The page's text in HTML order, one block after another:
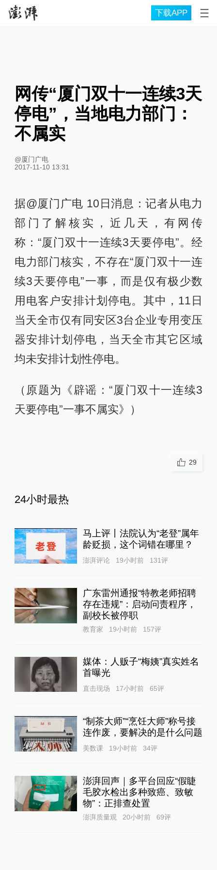
下载APP
网传“厦门双十一连续3天
停电”，当地电力部门：
不属实
@厦门广电
2017-11-10 13:31
据@厦门广电 10日消息：记者从电力
部门了解核实，近几天，有网传
称：“厦门双十一连续3天要停电”。经
电力部门核实，不存在“厦门双十一连
续3天要停电”一事，而是仅有极少数
用电客户安排计划停电。其中，11日
当天全市仅有同安区3台企业专用变压
器安排计划停电，当天全市其它区域
均未安排计划性停电。
（原题为《辟谣：“厦门双十一连续3
天要停电”一事不属实》）
29
24小时最热
马上评丨法院认为“老登”属年
龄贬损，这个词错在哪里？
澎湃评论 19小时前 131评
广东雷州通报“特教老师招聘
存在违规”：启动问责程序，
副校长被停职
教育家 19小时前 157评
媒体：人贩子“梅姨”真实姓名
首曝光
直击现场 17小时前 65评
“制茶大师”“烹饪大师”称号接
连作废，要解决的是什么问题
美数课 19小时前 34评
澎湃回声｜多平台回应“假睫
毛胶水检出多种致癌、致敏
物”：正排查处置
澎湃质量观 20小时前 69评